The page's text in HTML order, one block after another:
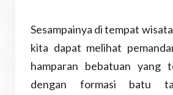
Sesampainya di tempat
kita dapat melihat
hamparan bebatuan yang
dengan formasi batu